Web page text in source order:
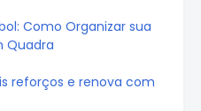
Como Organizar sua
Quadra
reforços e renova com